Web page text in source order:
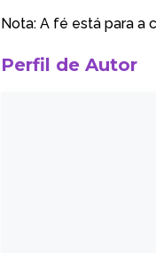
Nota: A fé está para a
Perfil de Autor